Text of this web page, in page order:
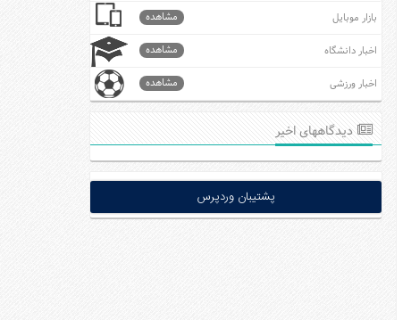
بازار موبایل مشاهده
اخبار دانشگاه مشاهده
اخبار ورزشی مشاهده
دیدگاههای اخیر
پشتیبان وردپرس